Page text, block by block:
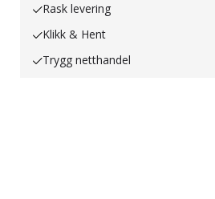
Rask levering
Klikk & Hent
Trygg netthandel